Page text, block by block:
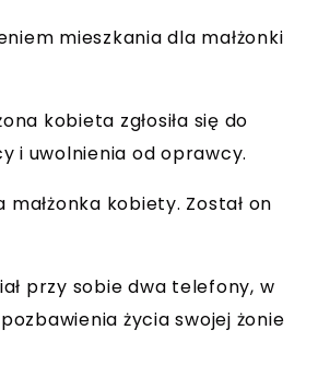
mieszkania dla małżonki
kobieta zgłosiła się do
i uwolnienia od oprawcy.
kobiety. Został on
przy sobie dwa telefony, w
życia swojej żonie